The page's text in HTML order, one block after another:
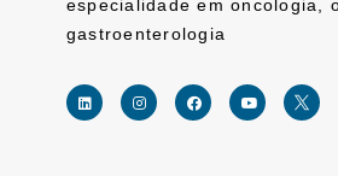
especialidade em oncologia,
gastroenterologia